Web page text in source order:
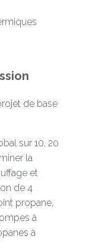
de base
sur 10, 20
la
et
de 4
propane,
à
à